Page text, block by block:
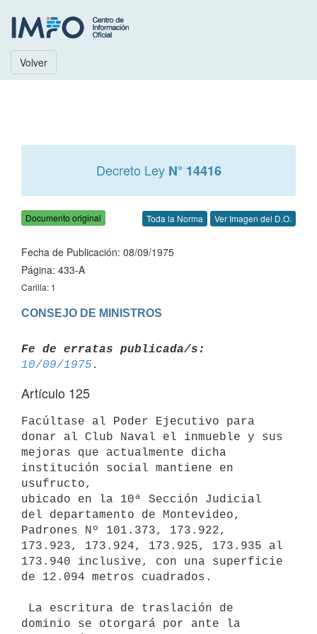
Volver
Decreto Ley N° 14416
Documento original Toda la Norma Ver Imagen del D.O.
Fecha de Publicación: 08/09/1975
Página: 433-A
Carilla: 1
CONSEJO DE MINISTROS
Fe de erratas publicada/s:
10/09/1975
Artículo 125
Facúltase al Poder Ejecutivo para
donar al Club Naval el inmueble y sus
mejoras que actualmente dicha
institución social mantiene en
usufructo,
ubicado en la 10ª Sección Judicial
del departamento de Montevideo,
Padrones Nº 101.373, 173.922,
173.923, 173.924, 173.925, 173.935 al
173.940 inclusive, con una superficie
de 12.094 metros cuadrados.
dominio se otorgará por ante la